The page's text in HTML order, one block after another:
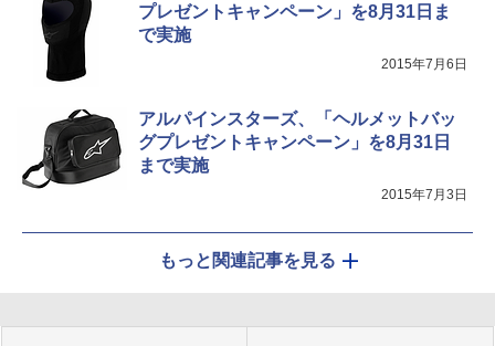
プレゼントキャンペーン」を8月31日ま
で実施
2015年7月6日
アルパインスターズ、「ヘルメットバッ
グプレゼントキャンペーン」を8月31日
まで実施
2015年7月3日
もっと関連記事を見る